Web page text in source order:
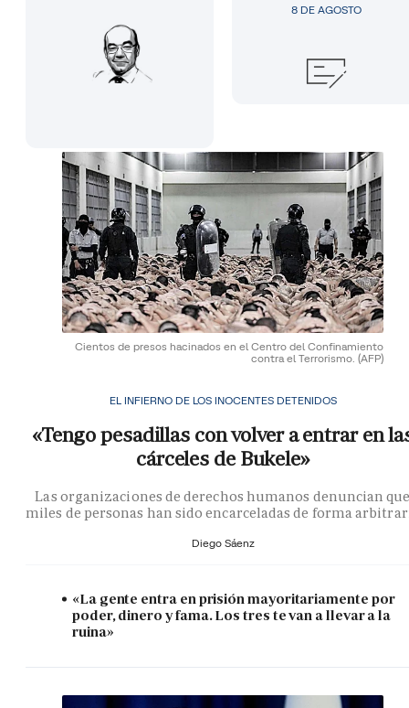
8 DE AGOSTO
Cientos de presos hacinados en el Centro del Confinamiento
contra el Terrorismo. (AFP)
EL INFIERNO DE LOS INOCENTES DETENIDOS
«Tengo pesadillas con volver a entrar en
cárceles de Bukele»
Las organizaciones de derechos humanos denuncian
miles de personas han sido encarceladas de forma
Diego Sáenz
«La gente entra en prisión mayoritariamente por
poder, dinero y fama. Los tres te van a llevar a la
ruina»